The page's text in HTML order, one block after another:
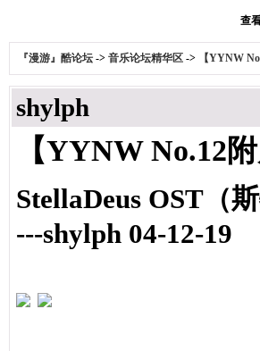
查
『漫游』酷论坛 -> 音乐论坛精华区 -> 【YYNW
shylph
【YYNW No.12
StellaDeus OST（
---shylph 04-12-19